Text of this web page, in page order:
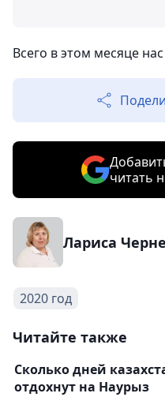
Всего в этом месяце
читать
Лариса
2020 год
Читайте также
Сколько дней
отдохнут на Наурыз